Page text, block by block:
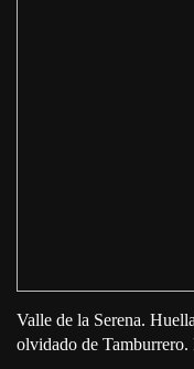
Valle de la Serena.
olvidado de Tamburrero.